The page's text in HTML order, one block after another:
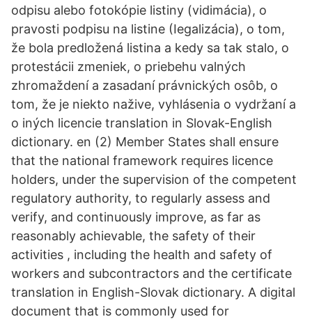
odpisu alebo fotokópie listiny (vidimácia), o
pravosti podpisu na listine (Iegalizácia), o tom,
že bola predložená listina a kedy sa tak stalo, o
protestácii zmeniek, o priebehu valných
zhromaždení a zasadaní právnických osôb, o
tom, že je niekto nažive, vyhlásenia o vydržaní a
o iných licencie translation in Slovak-English
dictionary. en (2) Member States shall ensure
that the national framework requires licence
holders, under the supervision of the competent
regulatory authority, to regularly assess and
verify, and continuously improve, as far as
reasonably achievable, the safety of their
activities , including the health and safety of
workers and subcontractors and the certificate
translation in English-Slovak dictionary. A digital
document that is commonly used for